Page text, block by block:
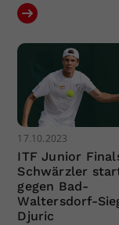
17.10.2023
ITF Junior
Schwärzler
gegen Bad-
Waltersdorf-
Djuric